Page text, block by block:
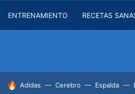
ENTRENAMIENTO RECETAS
HOY SE HABLA DE
Adidas Cerebro Espalda